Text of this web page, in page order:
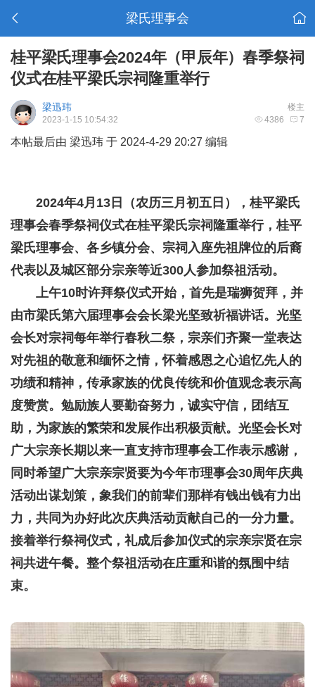
梁氏理事会
桂平梁氏理事会2024年（甲辰年）春季祭祠
仪式在桂平梁氏宗祠隆重举行
楼主
梁迅玮
4386 7
2023-1-15 10:54:32
本帖最后由 梁迅玮 于 2024-4-29 20:27 编辑
2024年4月13日（农历三月初五日），桂平梁氏
理事会春季祭祠仪式在桂平梁氏宗祠隆重举行，桂平
梁氏理事会、各乡镇分会、宗祠入座先祖牌位的后裔
代表以及城区部分宗亲等近300人参加祭祖活动。
上午10时许拜祭仪式开始，首先是瑞狮贺拜，并
由市梁氏第六届理事会会长梁光坚致祈福讲话。光坚
会长对宗祠每年举行春秋二祭，宗亲们齐聚一堂表达
对先祖的敬意和缅怀之情，怀着感恩之心追忆先人的
功绩和精神，传承家族的优良传统和价值观念表示高
度赞赏。勉励族人要勤奋努力，诚实守信，团结互
助，为家族的繁荣和发展作出积极贡献。光坚会长对
广大宗亲长期以来一直支持市理事会工作表示感谢，
同时希望广大宗亲宗贤要为今年市理事会30周年庆典
活动出谋划策，象我们的前辈们那样有钱出钱有力出
力，共同为办好此次庆典活动贡献自己的一分力量。
接着举行祭祠仪式，礼成后参加仪式的宗亲宗贤在宗
祠共进午餐。整个祭祖活动在庄重和谐的氛围中结
束。